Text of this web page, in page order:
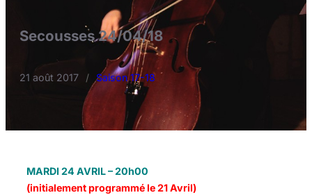
Secousses 24/04/18
21 août 2017 / Saison 17-18
MARDI 24 AVRIL – 20h00
(initialement programmé le 21 Avril)